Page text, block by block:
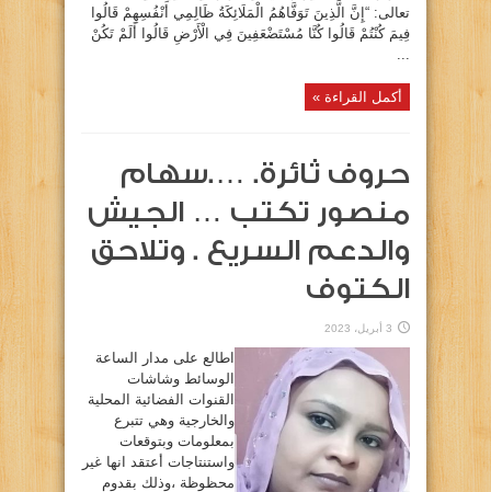
تعالى: “إِنَّ الَّذِينَ تَوَفَّاهُمُ الْمَلَائِكَةُ ظَالِمِي أَنْفُسِهِمْ قَالُوا
فِيمَ كُنْتُمْ قَالُوا كُنَّا مُسْتَضْعَفِينَ فِي الْأَرْضِ قَالُوا أَلَمْ تَكُنْ
...
أكمل القراءة »
حروف ثائرة. ….سهام
منصور تكتب … الجيش
والدعم السريع . وتلاحق
الكتوف
3 أبريل، 2023
اطالع على مدار الساعة
الوسائط وشاشات
القنوات الفضائية المحلية
والخارجية وهي تتبرع
بمعلومات وبتوقعات
واستنتاجات أعتقد انها غير
محظوظة ،وذلك بقدوم